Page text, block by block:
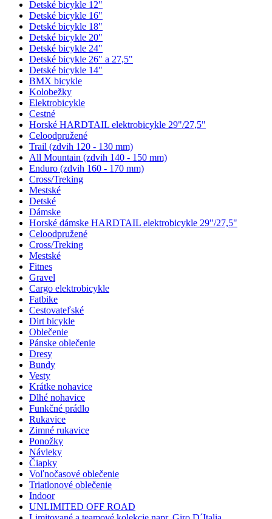
Detské bicykle 12"
Detské bicykle 16"
Detské bicykle 18"
Detské bicykle 20"
Detské bicykle 24"
Detské bicykle 26" a 27,5"
Detské bicykle 14"
BMX bicykle
Kolobežky
Elektrobicykle
Cestné
Horské HARDTAIL elektrobicykle 29"/27,5"
Celoodpružené
Trail (zdvih 120 - 130 mm)
All Mountain (zdvih 140 - 150 mm)
Enduro (zdvih 160 - 170 mm)
Cross/Treking
Mestské
Detské
Dámske
Horské dámske HARDTAIL elektrobicykle 29"/27,5"
Celoodpružené
Cross/Treking
Mestské
Fitnes
Gravel
Cargo elektrobicykle
Fatbike
Cestovateľské
Dirt bicykle
Oblečenie
Pánske oblečenie
Dresy
Bundy
Vesty
Krátke nohavice
Dlhé nohavice
Funkčné prádlo
Rukavice
Zimné rukavice
Ponožky
Návleky
Čiapky
Voľnočasové oblečenie
Triatlonové oblečenie
Indoor
UNLIMITED OFF ROAD